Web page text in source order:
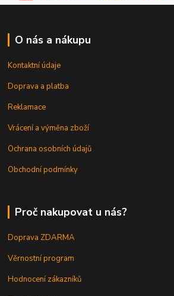
O nás a nákupu
Kontaktní údaje
Doprava a platba
Reklamace
Vrácení a výměna zboží
Ochrana osobních údajů
Obchodní podmínky
Proč nakupovat u nás?
Doprava ZDARMA
Věrnostní program
Hodnocení zákazníků